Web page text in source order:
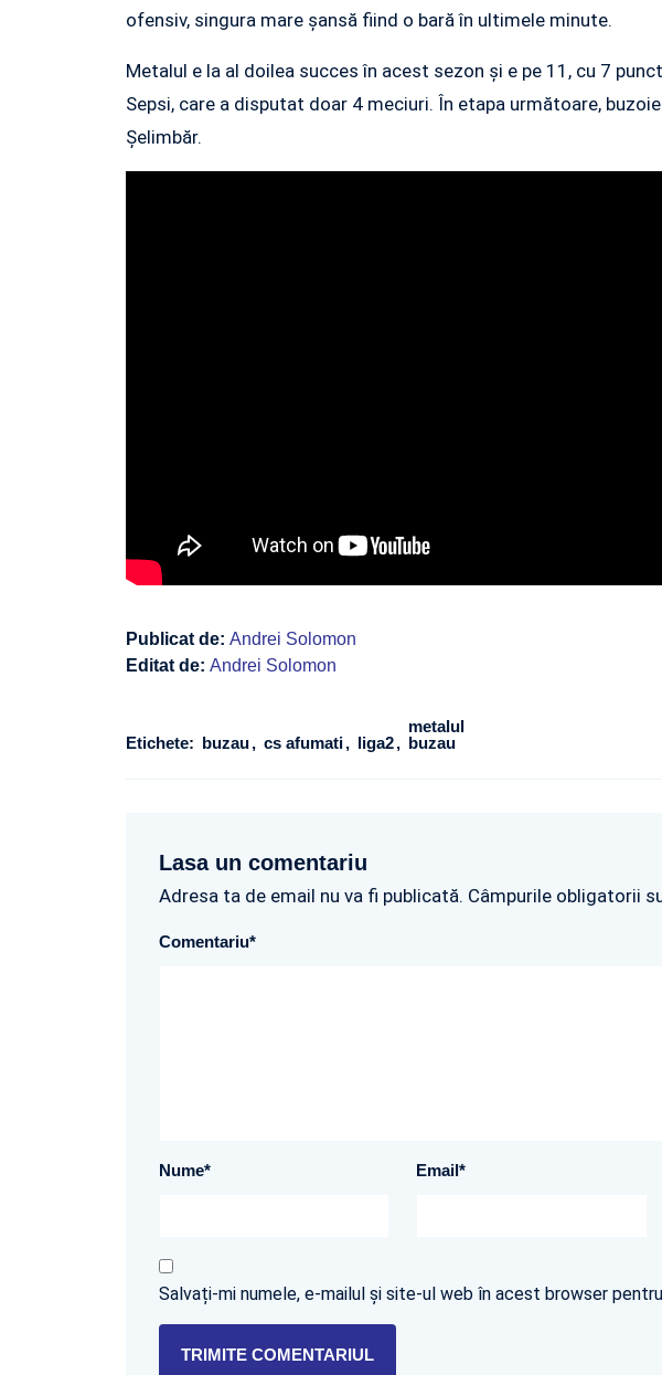
ofensiv, singura mare șansă fiind o bară în ultimele minute.
Metalul e la al doilea succes în acest sezon și e pe 11, cu 7
Sepsi, care a disputat doar 4 meciuri. În etapa următoare,
Șelimbăr.
Publicat de: Andrei Solomon
Editat de: Andrei Solomon
Etichete: buzau cs afumati liga2
metalul
buzau
Lasa un comentariu
Adresa ta de email nu va fi publicată. Câmpurile obligatorii
Comentariu*
Nume* Email*
Salvați-mi numele, e-mailul și site-ul web în acest browser